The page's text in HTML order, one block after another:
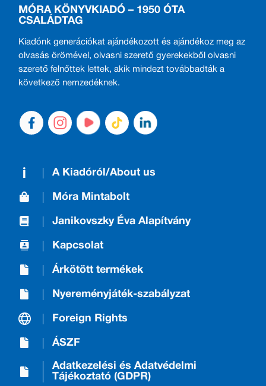
MÓRA KÖNYVKIADÓ – 1950 ÓTA
CSALÁDTAG
Kiadónk generációkat ajándékozott és ajándékoz meg az
olvasás örömével, olvasni szerető gyerekekből olvasni
szerető felnőttek lettek, akik mindezt továbbadták a
következő nemzedéknek.
A Kiadóról/About us
Móra Mintabolt
Janikovszky Éva Alapítvány
Kapcsolat
Árkötött termékek
Nyereményjáték-szabályzat
Foreign Rights
ÁSZF
Adatkezelési és Adatvédelmi
Tájékoztató (GDPR)